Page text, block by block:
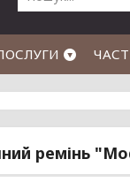
ремінь